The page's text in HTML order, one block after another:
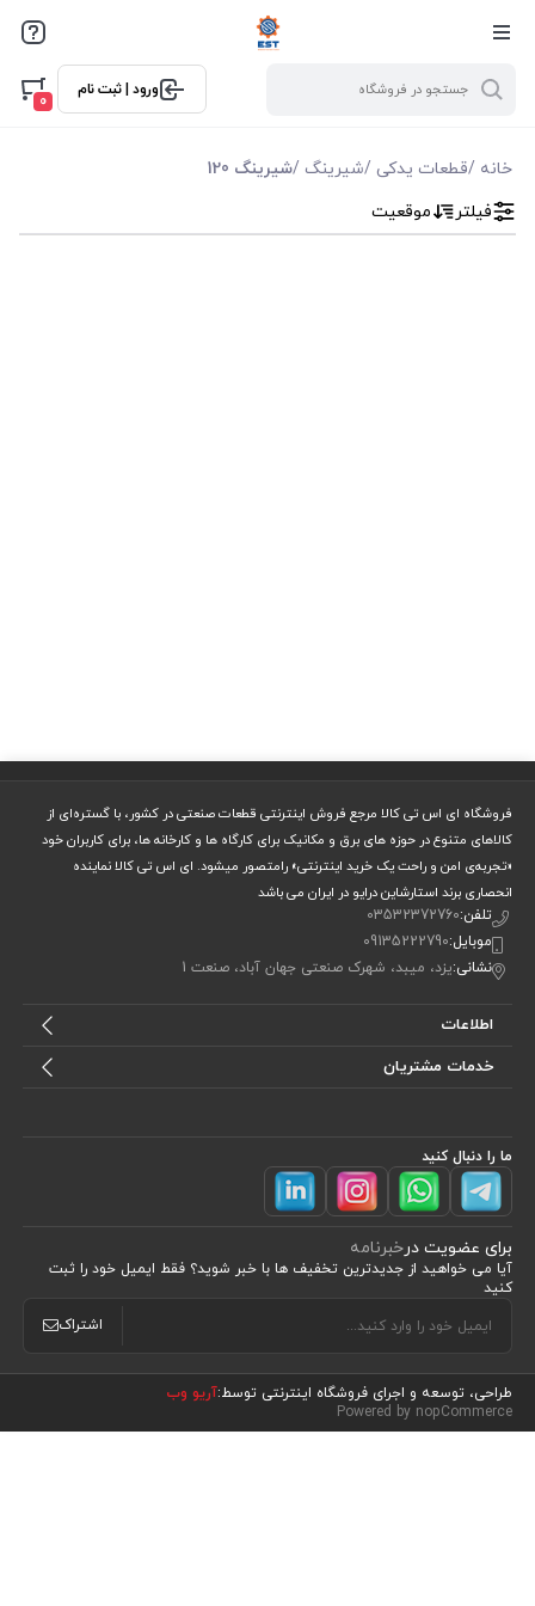
ورود | ثبت نام
0
خانه /قطعات یدکی /شیرینگ /شیرینگ 120
فیلتر بر اساس قیمت
مشاهده محصولات (0)
فیلتر موقعیت
فروشگاه ای اس تی کالا مرجع فروش اینترنتی قطعات صنعتی در کشور، با گستره‌ای از
کالاهای متنوع در حوزه های برق و مکانیک برای کارگاه ها و کارخانه ها، برای کاربران خود
«تجربه‌ی امن و راحت یک خرید اینترنتی» رامتصور میشود. ای اس تی کالا نماینده
انحصاری برند استارشاین درایو در ایران می باشد
تلفن:03532372760
موبایل:09135222790
نشانی:یزد، میبد، شهرک صنعتی جهان آباد، صنعت 1
اطلاعات
خدمات مشتریان
ما را دنبال کنید
برای عضویت درخبرنامه
آیا می خواهید از جدید‌ترین تخفیف‌ ها با‌ خبر شوید؟ فقط ایمیل خود را ثبت
کنید
اشتراک
طراحی، توسعه و اجرای فروشگاه اینترنتی توسط:آریو وب
Powered by nopCommerce